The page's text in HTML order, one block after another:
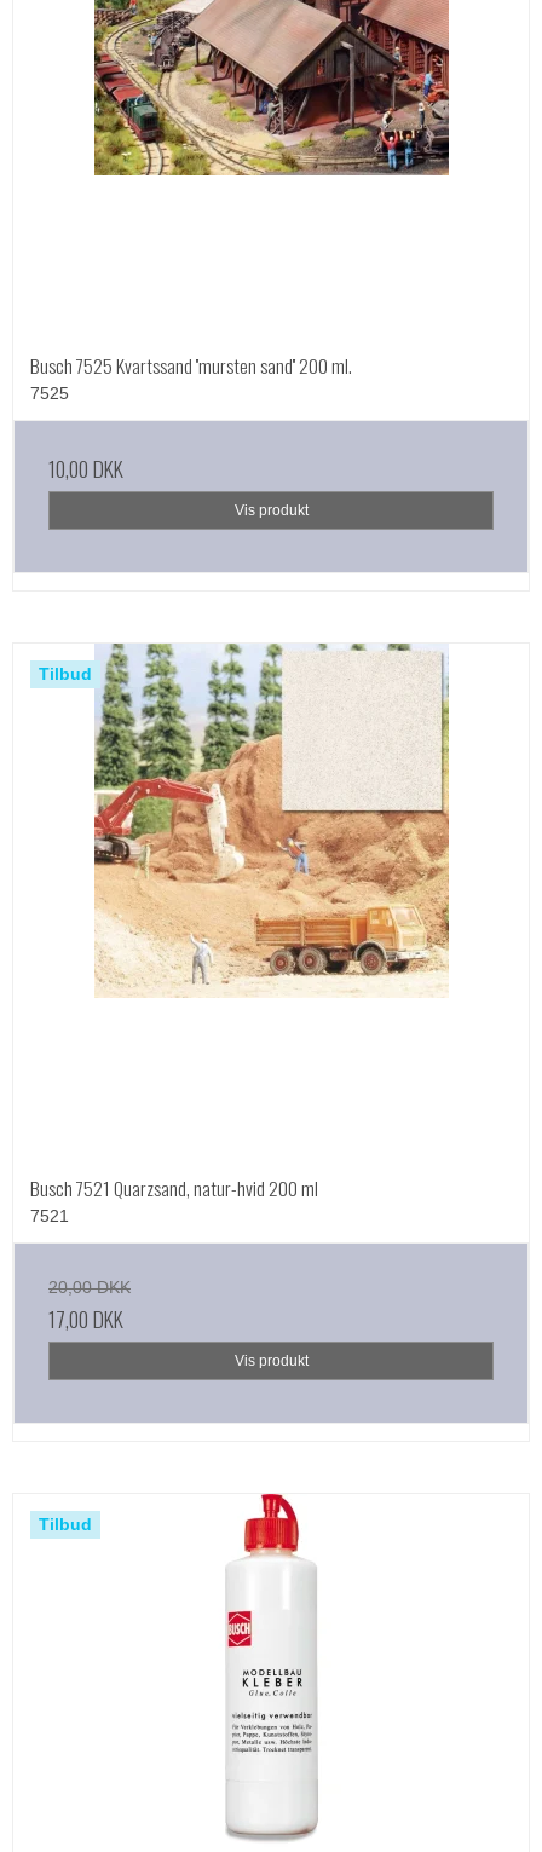
Busch 7525 Kvartssand ''mursten sand'' 200 ml.
7525
10,00 DKK
Vis produkt
Tilbud
Busch 7521 Quarzsand, natur-hvid 200 ml
7521
20,00 DKK
17,00 DKK
Vis produkt
Tilbud